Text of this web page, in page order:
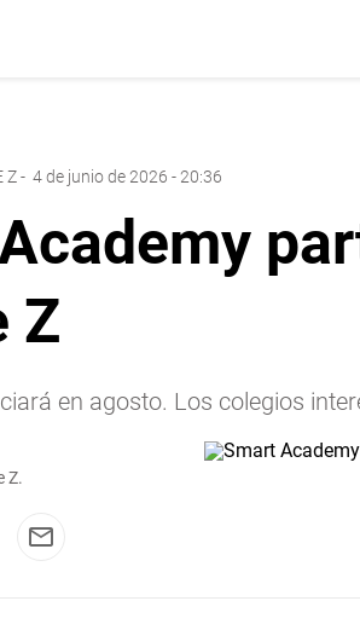
Z- 4 de junio de 2026 - 20:36
Z
en agosto. Los colegios
Z.